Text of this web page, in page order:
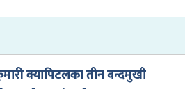
क्यापिटलका तीन बन्दमुखी